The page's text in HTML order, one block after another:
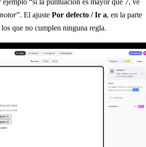
ejemplo “si la puntuación es mayor que 7, ve
”. El ajuste Por defecto / Ir a, en la parte
que no cumplen ninguna regla.